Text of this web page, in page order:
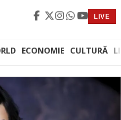
LIVE
ECONOMIE CULTURĂ